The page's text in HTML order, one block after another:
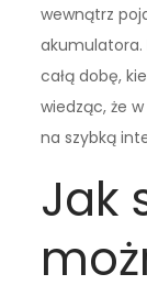
wewnątrz
akumulatora.
całą dobę,
wiedząc, że
na szybką
Jak